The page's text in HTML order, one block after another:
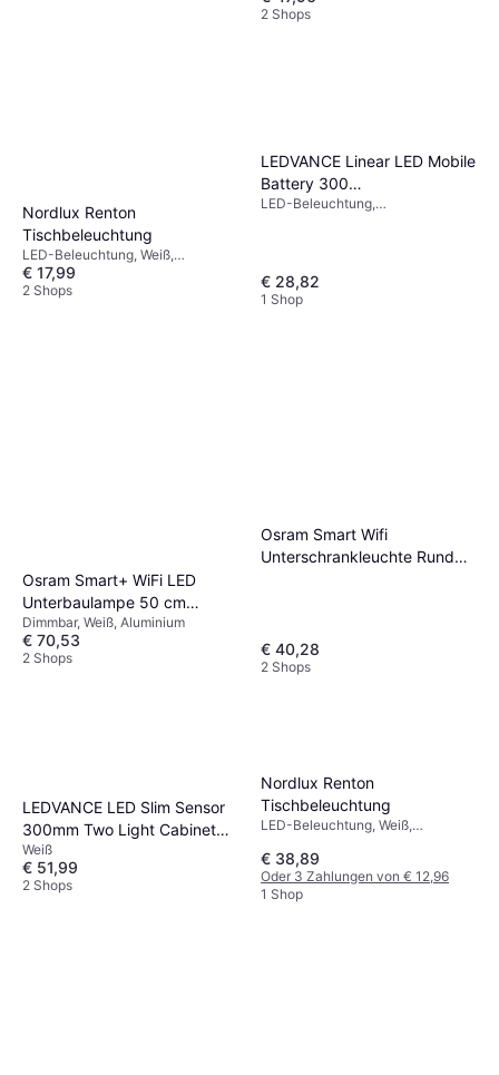
2 Shops
Nordlux Renton
Tischbeleuchtung
LED-Beleuchtung, Weiß,
Kunststoff, IP-Schutzart: IP20
€ 17,99
2 Shops
LEDVANCE Linear LED Mobile
Battery 300
Tischbeleuchtung
LED-Beleuchtung,
Metall, IP-Schutzart: IP20
€ 28,82
1 Shop
Osram Smart+ WiFi LED
Unterbaulampe 50 cm
Tischbeleuchtung
Dimmbar, Weiß, Aluminium
€ 70,53
2 Shops
Osram Smart Wifi
Unterschrankleuchte Rund
€ 40,28
2 Shops
LEDVANCE LED Slim Sensor
300mm Two Light Cabinet
Tischbeleuchtung
Weiß
€ 51,99
2 Shops
Nordlux Renton
Tischbeleuchtung
LED-Beleuchtung, Weiß,
€ 38,89
Oder 3 Zahlungen von € 12,96
1 Shop